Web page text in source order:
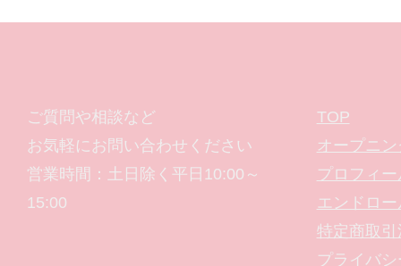
ご質問や相談など
お気軽にお問い合わせください
営業時間：土日除く平日10:00～
15:00
TOP
オープニ
プロフィ
エンドロー
特定商取
プライバ